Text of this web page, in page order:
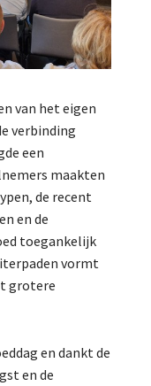
van het eigen
verbinding
een
maakten
de recent
en de
toegankelijk
vormt
grotere
en dankt de
en de